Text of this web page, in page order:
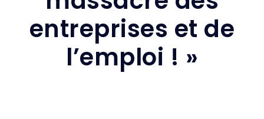
entreprises et de
l’emploi ! »